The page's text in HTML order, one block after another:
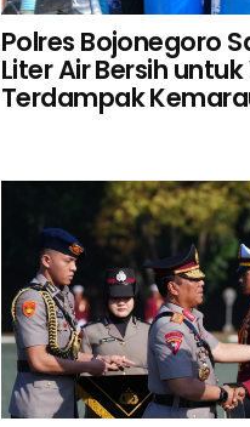
Polres Bojonegoro
Liter Air Bersih
Terdampak